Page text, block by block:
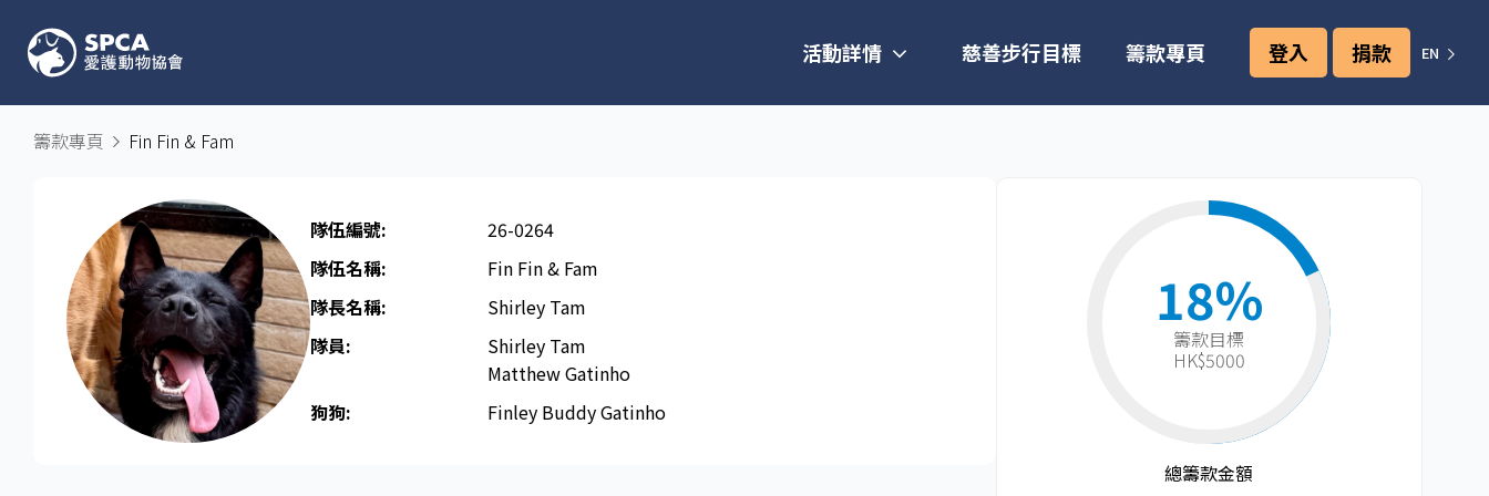
EN
活動詳情 慈善步行目標 籌款專頁 登入 捐款
籌款專頁 Fin Fin & Fam
隊伍編號:
26-0264
隊伍名稱:
Fin Fin & Fam
隊長名稱​:
Shirley Tam
隊員:
Shirley Tam
Matthew Gatinho
狗狗:
Finley Buddy Gatinho
18%
籌款目標​
HK$5000
總籌款金額​